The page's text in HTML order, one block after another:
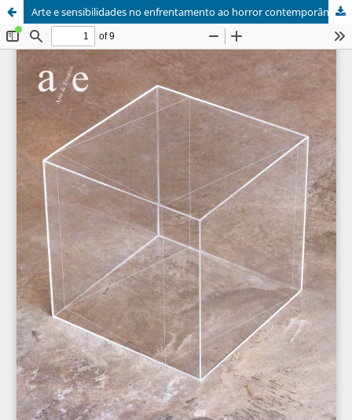
Arte e sensibilidades no enfrentamento ao horror contemporâneo